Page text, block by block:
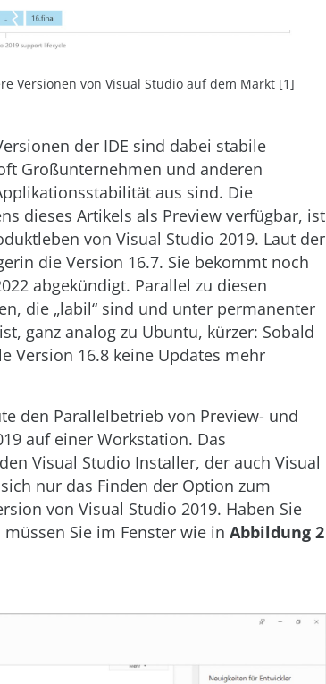
Versionen von Visual Studio auf dem Markt [1]
der IDE sind dabei stabile
Großunternehmen und anderen
aus sind. Die
dieses Artikels als Preview verfügbar, ist
von Visual Studio 2019. Laut der
die Version 16.7. Sie bekommt noch
abgekündigt. Parallel zu diesen
die „labil“ sind und unter permanenter
ganz analog zu Ubuntu, kürzer: Sobald
Version 16.8 keine Updates mehr
den Parallelbetrieb von Preview- und
auf einer Workstation. Das
Visual Studio Installer, der auch Visual
nur das Finden der Option zum
von Visual Studio 2019. Haben Sie
Sie im Fenster wie in Abbildung 2